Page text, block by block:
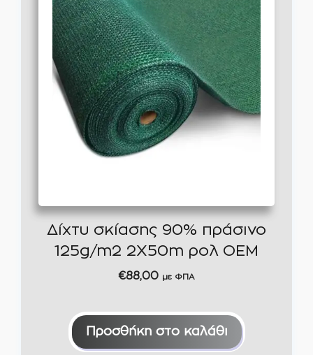
Δίχτυ σκίασης 90% πράσινο
125g/m2 2X50m ρολ ΟΕΜ
€88,00 με ΦΠΑ
Προσθήκη στο καλάθι